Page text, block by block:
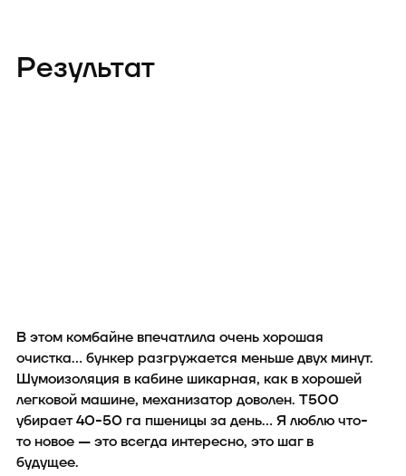
гарантирует уверенную равномерную подачу вне
зависимости от условий работы. Гидропривод мотовила с
Результат
В этом комбайне впечатлила очень хорошая
очистка… бункер разгружается меньше двух минут.
Шумоизоляция в кабине шикарная, как в хорошей
легковой машине, механизатор доволен. T500
убирает 40-50 га пшеницы за день… Я люблю что-
то новое — это всегда интересно, это шаг в
будущее.